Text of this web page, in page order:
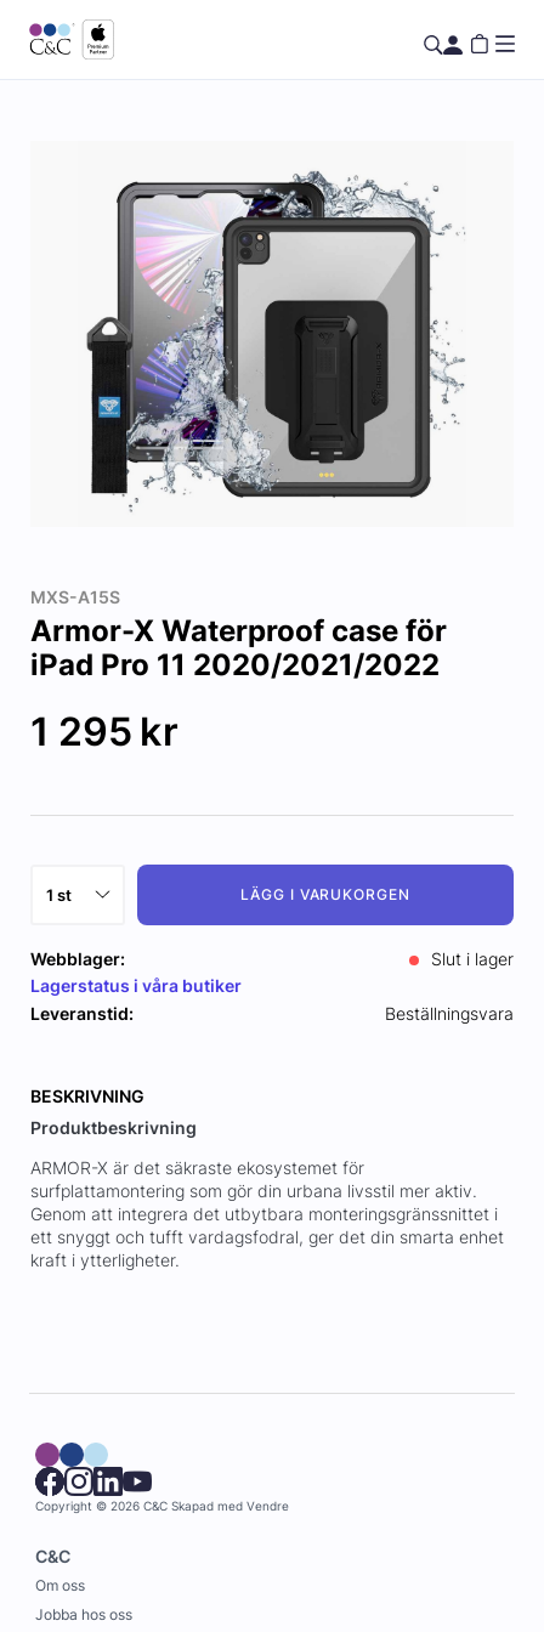
MXS-A15S
Armor-X Waterproof case för
iPad Pro 11 2020/2021/2022
1 295 kr
LÄGG I VARUKORGEN
Webblager:
Slut i lager
Lagerstatus i våra butiker
Leveranstid:
Beställningsvara
BESKRIVNING
Produktbeskrivning
ARMOR-X är det säkraste ekosystemet för
surfplattamontering som gör din urbana livsstil mer aktiv.
Genom att integrera det utbytbara monteringsgränssnittet i
ett snyggt och tufft vardagsfodral, ger det din smarta enhet
kraft i ytterligheter.
Copyright © 2026 C&C Skapad med Vendre
C&C
Om oss
Jobba hos oss